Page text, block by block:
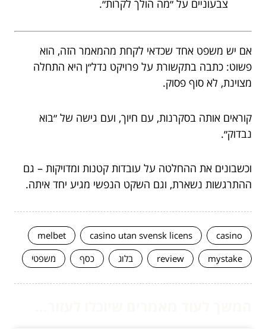
צבעוניים על ״מה הולך לקרות״.
אם יש משפט אחד שכדאי לקחת מהמאמר הזה, הוא
פשוט: כתבה בתקשורת על פרויקט נדל״ן היא התחלה
מצוינת, לא סוף פסוק.
קוראים אותה בסקרנות, עם חיוך, ועם גישה של ״בוא
נבדוק״.
וכשבונים את ההחלטה על עובדות קטנות ומדויקות – גם
ההתרגשות נשארת, וגם השקט הנפשי מגיע יחד איתה.
casino
casino utan svensk licens
melbet
mystake
review בלוג כסף משפטי